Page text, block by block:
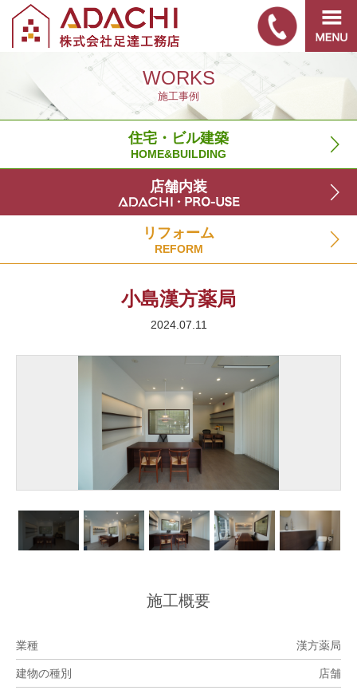
WORKS
施工事例
住宅・ビル建築
HOME&BUILDING
店舗内装
リフォーム
REFORM
小島漢方薬局
2024.07.11
施工概要
業種 漢方薬局
建物の種別 店舗